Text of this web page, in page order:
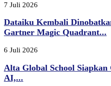
7 Juli 2026
Dataiku Kembali
Gartner Magic Quadrant...
6 Juli 2026
Alta Global School
AI,...